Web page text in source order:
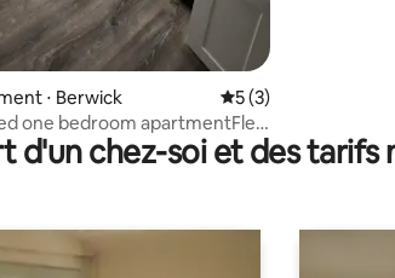
⋅ Berwick Évaluation moyenne
5 (3)
one bedroom apartmentFlex
outd'un chez-soi et des tarifs